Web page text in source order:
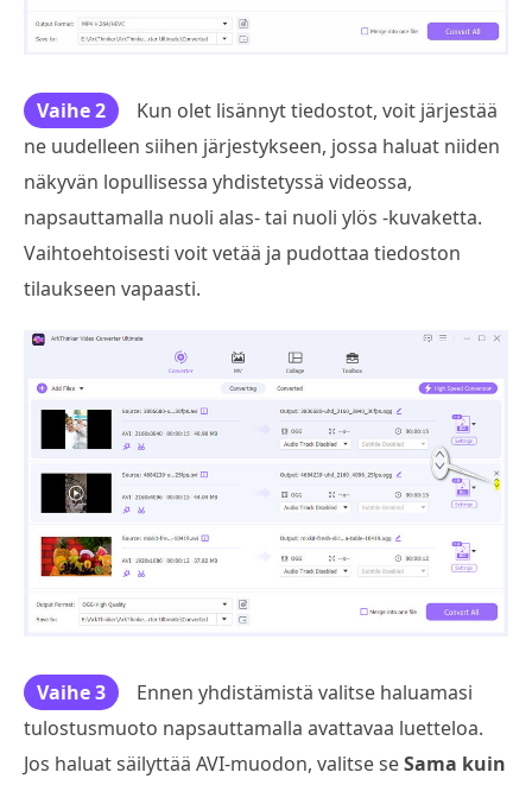
Vaihe 2
Kun olet lisännyt tiedostot, voit järjestää
ne uudelleen siihen järjestykseen, jossa haluat niiden
näkyvän lopullisessa yhdistetyssä videossa,
napsauttamalla nuoli alas- tai nuoli ylös -kuvaketta.
Vaihtoehtoisesti voit vetää ja pudottaa tiedoston
tilaukseen vapaasti.
Vaihe 3
Ennen yhdistämistä valitse haluamasi
tulostusmuoto napsauttamalla avattavaa luetteloa.
Jos haluat säilyttää AVI-muodon, valitse seSama kuin